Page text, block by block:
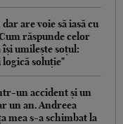
are voie să iasă cu
răspunde celor
își umilește soțul:
logică soluție"
un accident și un
un an. Andreea
mea s-a schimbat la